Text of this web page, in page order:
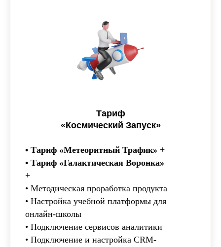
Тариф
«Космический Запуск»
• Тариф «Метеоритный Трафик» +
• Тариф «Галактическая Воронка»
+
• Методическая проработка продукта
• Настройка учебной платформы для
онлайн-школы
• Подключение сервисов аналитики
• Подключение и настройка CRM-